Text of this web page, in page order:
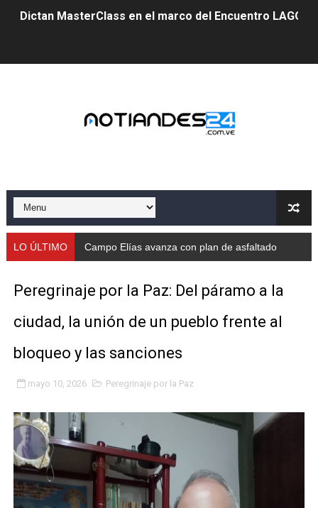
Dictan MasterClass en el marco del Encuentro LAGO
Gobernador Arnaldo Sánchez apadrina a más de 993
Mérida fortalece su reserva deportiva de cara a
Gobernación de Mérida instalará mesa de trabajo con
Fundecem ofrece taller de bordado en punto de cruz
Gobierno bolivariano avanza en la transformación del
Instituto Nacional de Nutrición celebra Semana
Gobernación de Mérida fortalece el desarrollo
Corposalud inició talleres para aspirantes al curso de
LO ÚLTIMO Campo Elías avanza con plan de asfaltado
Peregrinaje por la Paz: Del páramo a la
ciudad, la unión de un pueblo frente al
bloqueo y las sanciones
mayo 10, 2026 Peregrinaje por la Paz